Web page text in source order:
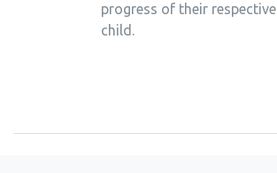
progress of their respective
child.